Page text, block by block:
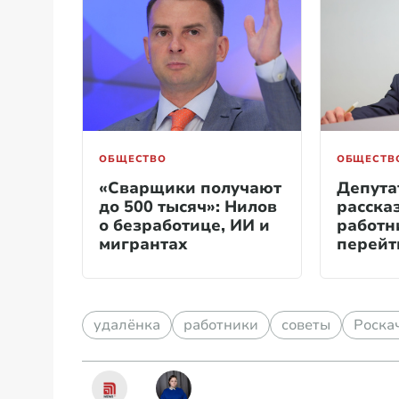
ОБЩЕСТВО
«Сварщики получают
до 500 тысяч»: Нилов
о безработице, ИИ и
мигрантах
удалёнка работники советы